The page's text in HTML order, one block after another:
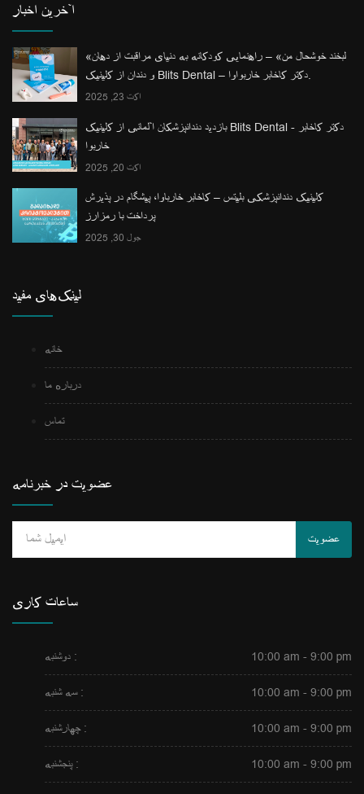
آخرین اخبار
«لبخند خوشحال من» – راهنمایی کودکانه به دنیای مراقبت از دهان
و دندان از کلینیک Blits Dental – دکتر کاخابر خاربواوا.
اکت 23, 2025
بازدید دندانپزشکان آلمانی از کلینیک Blits Dental - دکتر کاخابر
خاربوا
اکت 20, 2025
کلینیک دندانپزشکی بلیتس – کاخابر خارباوا، پیشگام در پذیرش
پرداخت با رمزارز
جول 30, 2025
لینک‌های مفید
خانه
درباره ما
تماس
عضویت در خبرنامه
عضویت
ساعات کاری
دوشنبه : 10:00 am - 9:00 pm
سه شنبه : 10:00 am - 9:00 pm
چهارشنبه : 10:00 am - 9:00 pm
پنجشنبه : 10:00 am - 9:00 pm